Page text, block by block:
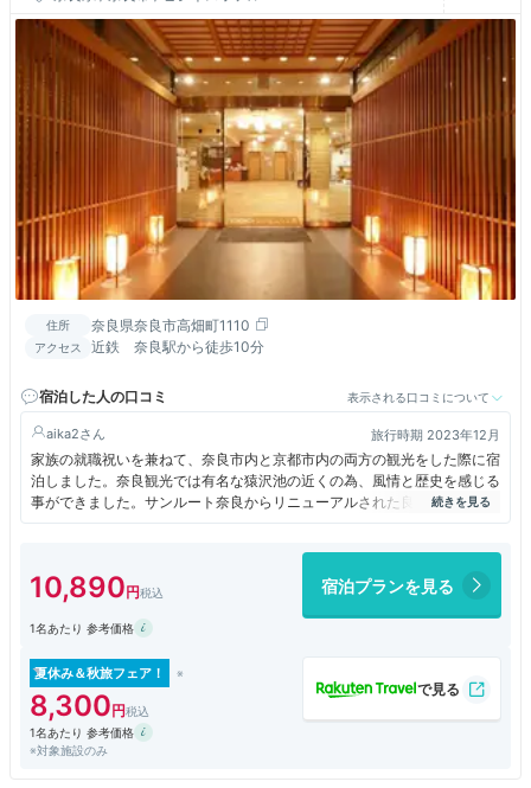
住所 奈良県奈良市高畑町1110
アクセス 近鉄 奈良駅から徒歩10分
宿泊した人の口コミ 表示される口コミについて
aika2 旅行時期 2023年12月
家族の就職祝いを兼ねて、奈良市内と京都市内の両方の観光をした際に宿
泊しました。奈良観光では有名な猿沢池の近くの為、風情と歴史を感じる
事ができました。サンルート奈良からリニューアルされた良さがあって、
以前から残る魅力とリニューアルされた面が上手く組み合わさっていると
10,890 宿泊プランを見る
1名あたり 参考価格
夏休み＆秋旅フェア！
8,300
1名あたり 参考価格
※対象施設のみ